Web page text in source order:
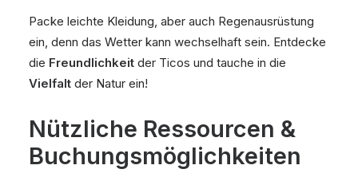
Packe leichte Kleidung, aber auch Regenausrüstung
ein, denn das Wetter kann wechselhaft sein. Entdecke
die Freundlichkeit der Ticos und tauche in die
Vielfalt der Natur ein!
Nützliche Ressourcen &
Buchungsmöglichkeiten